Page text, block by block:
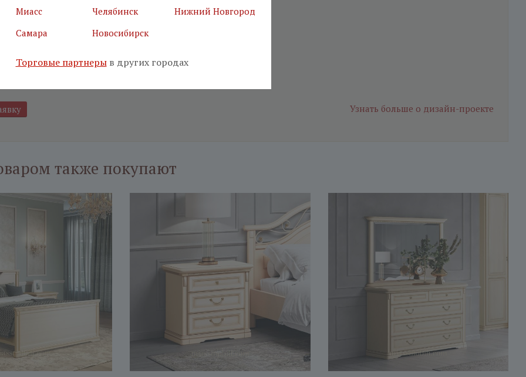
что вы не робот
условия использования сайта
с
Узнать больше о дизайн-проекте
также покупают
Миасс
Челябинск
Нижний Новгород
Самара
Новосибирск
Торговые партнерыв других городах